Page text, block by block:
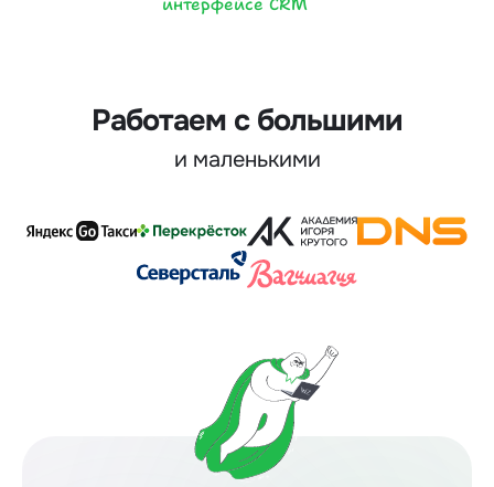
Работаем с большими
и маленькими